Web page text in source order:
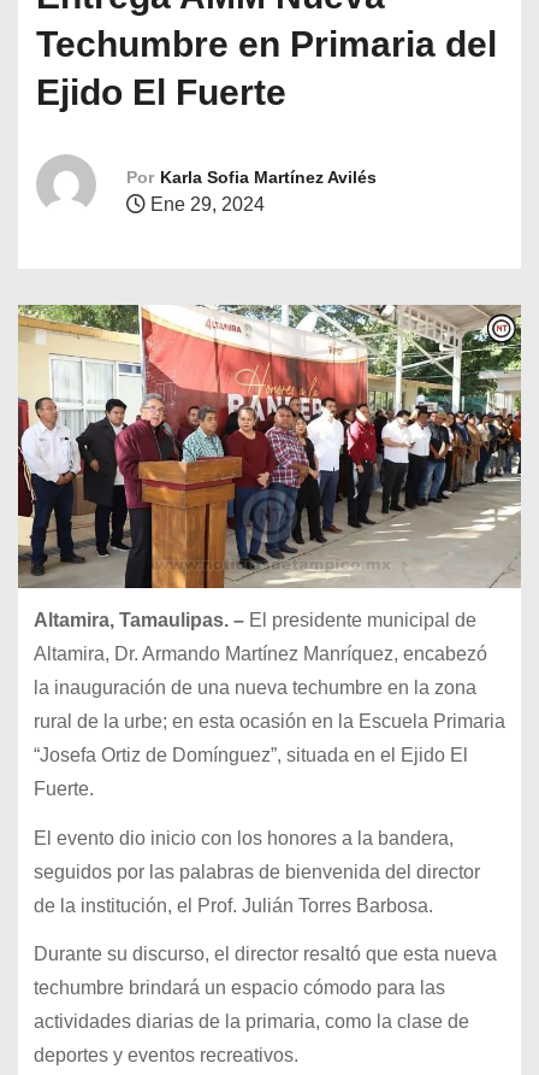
Techumbre en Primaria del
Ejido El Fuerte
Por Karla Sofia Martínez Avilés
Ene 29, 2024
Altamira, Tamaulipas. –El presidente municipal de
Altamira, Dr. Armando Martínez Manríquez, encabezó
la inauguración de una nueva techumbre en la zona
rural de la urbe; en esta ocasión en la Escuela Primaria
“Josefa Ortiz de Domínguez”, situada en el Ejido El
Fuerte.
El evento dio inicio con los honores a la bandera,
seguidos por las palabras de bienvenida del director
de la institución, el Prof. Julián Torres Barbosa.
Durante su discurso, el director resaltó que esta nueva
techumbre brindará un espacio cómodo para las
actividades diarias de la primaria, como la clase de
deportes y eventos recreativos.